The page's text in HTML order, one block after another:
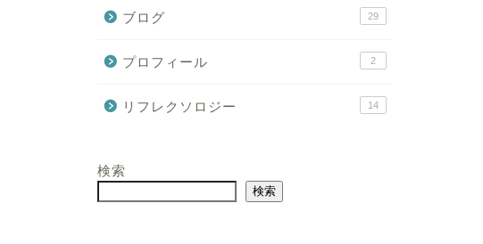
ブログ 29
プロフィール 2
リフレクソロジー 14
検索
検索